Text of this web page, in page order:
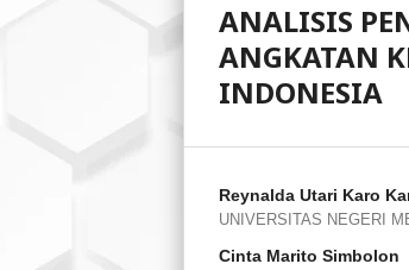
ANALISIS
ANGKATAN
INDONESIA
Reynalda Utari Karo
UNIVERSITAS NEGERI
Cinta Marito Simbolon